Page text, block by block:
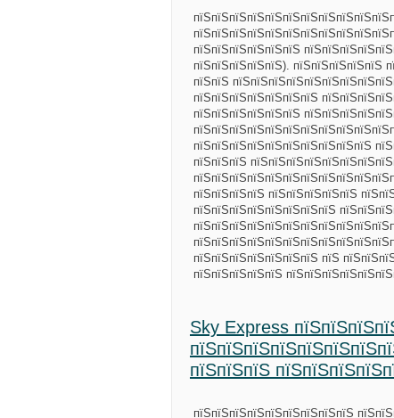
пїЅпїЅпїЅпїЅпїЅпїЅ
пїЅпїЅпїЅпїЅпїЅ). пїЅпїЅпїЅпїЅпїЅ
пїЅпїЅ
пїЅпїЅпїЅпїЅпїЅпїЅпїЅ
пїЅпїЅпїЅпїЅпїЅпїЅ
пїЅпїЅпїЅпїЅпїЅпїЅпїЅпїЅпїЅпїЅ
пїЅпїЅпїЅ
пїЅпїЅпїЅпїЅ пїЅпїЅпїЅпїЅпїЅ
пїЅпїЅпїЅпїЅпїЅпїЅпїЅпїЅ
пїЅпїЅпїЅпїЅпїЅпїЅпїЅ пїЅ
пїЅпїЅпїЅпїЅпїЅ
Sky Express
пїЅпїЅпїЅ
пїЅпїЅпїЅпїЅпїЅпїЅпїЅпїЅпїЅ